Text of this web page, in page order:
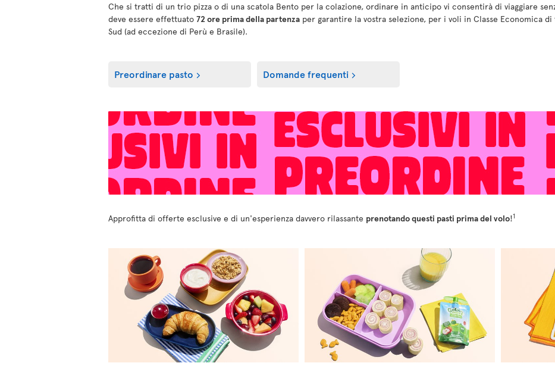
Che si tratti di un trio pizza o di una scatola Bento per la colazione, ordinare in anticipo vi consentirà di viaggiare
deve essere effettuato 72 ore prima della partenza per garantire la vostra selezione, per i voli in Classe Economica
Sud (ad eccezione di Perù e Brasile).
Preordinare pasto Domande frequenti
Approfitta di offerte esclusive e di un'esperienza davvero rilassante prenotando questi pasti prima del volo!1